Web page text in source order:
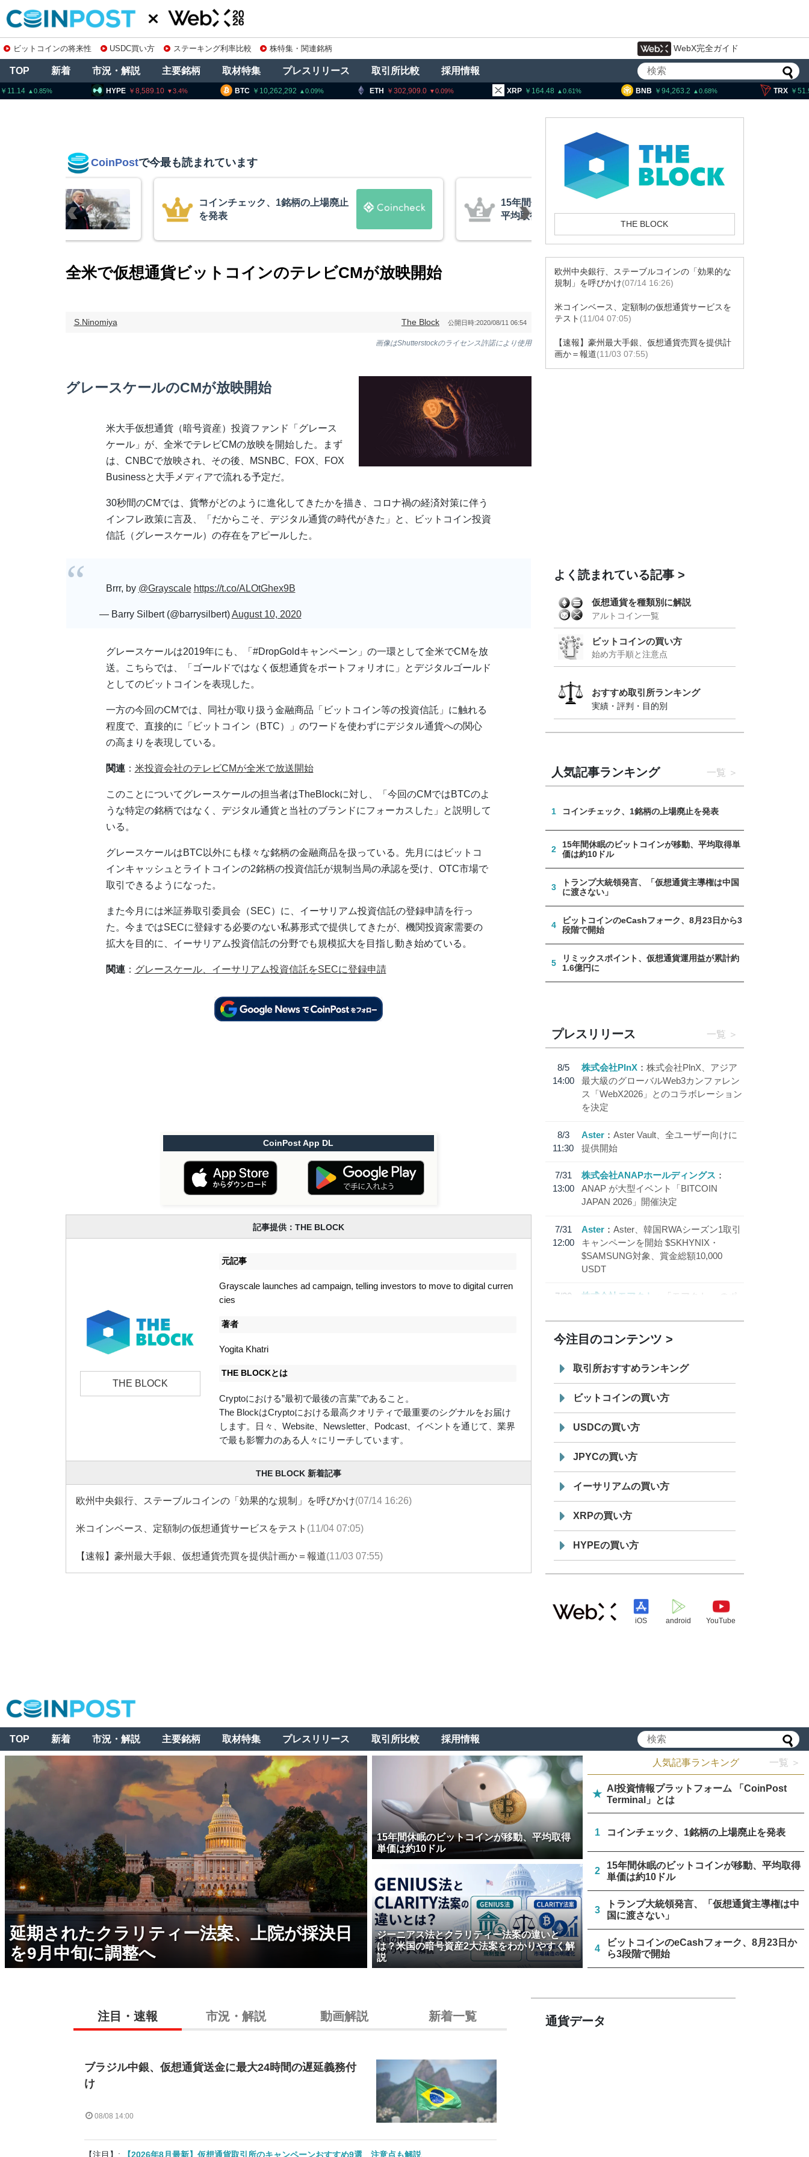
ビットコインの将来性 USDC買い方 ステーキング利率比較 株特集・関連銘柄 WebX完全ガイド
TOP 新着 市況・解説 主要銘柄 取材特集 プレスリリース 取引所比較 採用情報
BTC 10,262,292 0.09 ETH 302,909.0 0.09 XRP 164.48 BNB 94,263.2 0.68 TRX 51.95
HYPE 8,589.10 3.4
CoinPostで今最も読まれています
15年間休眠のビットコインが移動、
平均取得単価は約10ドル
トランプ大統領発言、「仮想通貨主
導権は中国に渡さない」
全米で仮想通貨ビットコインのテレビCMが放映開始
S.Ninomiya The Block 公開日時:2020/08/11 06:54
画像はShutterstockのライセンス許諾により使用
グレースケールのCMが放映開始
米大手仮想通貨（暗号資産）投資ファンド「グレース
ケール」が、全米でテレビCMの放映を開始した。まず
は、CNBCで放映され、その後、MSNBC、FOX、FOX
Businessと大手メディアで流れる予定だ。
30秒間のCMでは、貨幣がどのように進化してきたかを描き、コロナ禍の経済対策に伴う
インフレ政策に言及、「だからこそ、デジタル通貨の時代がきた」と、ビットコイン投資
信託（グレースケール）の存在をアピールした。
Brrr, by @Grayscale https://t.co/ALOtGhex9B
— Barry Silbert (@barrysilbert)August 10, 2020
グレースケールは2019年にも、「#DropGoldキャンペーン」の一環として全米でCMを放
送。こちらでは、「ゴールドではなく仮想通貨をポートフォリオに」とデジタルゴールド
としてのビットコインを表現した。
一方の今回のCMでは、同社が取り扱う金融商品「ビットコイン等の投資信託」に触れる
程度で、直接的に「ビットコイン（BTC）」のワードを使わずにデジタル通貨への関心
の高まりを表現している。
関連： 米投資会社のテレビCMが全米で放送開始
このことについてグレースケールの担当者はTheBlockに対し、「今回のCMではBTCのよ
うな特定の銘柄ではなく、デジタル通貨と当社のブランドにフォーカスした」と説明して
いる。
グレースケールはBTC以外にも様々な銘柄の金融商品を扱っている。先月にはビットコ
インキャッシュとライトコインの2銘柄の投資信託が規制当局の承認を受け、OTC市場で
取引できるようになった。
また今月には米証券取引委員会（SEC）に、イーサリアム投資信託の登録申請を行っ
た。今まではSECに登録する必要のない私募形式で提供してきたが、機関投資家需要の
拡大を目的に、イーサリアム投資信託の分野でも規模拡大を目指し動き始めている。
関連： グレースケール、イーサリアム投資信託をSECに登録申請
CoinPost App DL
記事提供：THE BLOCK
THE BLOCK
元記事
Grayscale launches ad campaign, telling investors to move to digital curren
cies
著者
Yogita Khatri
THE BLOCKとは
Cryptoにおける”最初で最後の言葉”であること。
The BlockはCryptoにおける最高クオリティで最重要のシグナルをお届け
します。日々、Website、Newsletter、Podcast、イベントを通じて、業界
で最も影響力のある人々にリーチしています。
THE BLOCK 新着記事
欧州中央銀行、ステーブルコインの「効果的な規制」を呼びかけ(07/14 16:26)
米コインベース、定額制の仮想通貨サービスをテスト (11/04 07:05)
【速報】豪州最大手銀、仮想通貨売買を提供計画か＝報道(11/03 07:55)
THE BLOCK
欧州中央銀行、ステーブルコインの「効果的な
規制」を呼びかけ(07/14 16:26)
米コインベース、定額制の仮想通貨サービスを
テスト (11/04 07:05)
【速報】豪州最大手銀、仮想通貨売買を提供計
画か＝報道(11/03 07:55)
よく読まれている記事
仮想通貨を種類別に解説
アルトコイン一覧
ビットコインの買い方
始め方手順と注意点
おすすめ取引所ランキング
実績・評判・目的別
人気記事ランキング 一覧
1 コインチェック、1銘柄の上場廃止を発表
2
15年間休眠のビットコインが移動、平均取得単
価は約10ドル
3
トランプ大統領発言、「仮想通貨主導権は中国
に渡さない」
4
ビットコインのeCashフォーク、8月23日から3
段階で開始
5
リミックスポイント、仮想通貨運用益が累計約
1.6億円に
プレスリリース 一覧
8/5
14:00
株式会社PlnX
株式会社PlnX、アジア
最大級のグローバルWeb3カンファレン
ス「WebX2026」とのコラボレーション
を決定
8/3
11:30
Aster
Aster Vault、全ユーザー向けに
提供開始
7/31
13:00
株式会社ANAPホールディングス
ANAP が大型イベント「BITCOIN
JAPAN 2026」開催決定
7/31
12:00
Aster
Aster、韓国RWAシーズン1取引
キャンペーンを開始 $SKHYNIX・
$SAMSUNG対象、賞金総額10,000
USDT
7/30
株式会社モアクト
「モアクト」 のポ
「 JPYC」を追加
19:30
てステーブルコイン「JPYSC」徹底解
説セミナーを開催
今注目のコンテンツ
取引所おすすめランキング
ビットコインの買い方
USDCの買い方
JPYCの買い方
イーサリアムの買い方
XRPの買い方
HYPEの買い方
iOS android YouTube
TOP 新着 市況・解説 主要銘柄 取材特集 プレスリリース 取引所比較 採用情報
延期されたクラリティー法案、上院が採決日
を9月中旬に調整へ
15年間休眠のビットコインが移動、平均取得
単価は約10ドル
ジーニアス法とクラリティー法案の違いと
は？米国の暗号資産2大法案をわかりやすく解
説
人気記事ランキング 一覧 ＞
★
AI投資情報プラットフォーム 「CoinPost
Terminal」とは
1 コインチェック、1銘柄の上場廃止を発表
2
15年間休眠のビットコインが移動、平均取得
単価は約10ドル
3
トランプ大統領発言、「仮想通貨主導権は中
国に渡さない」
4
ビットコインのeCashフォーク、8月23日か
ら3段階で開始
注目・速報 市況・解説 動画解説 新着一覧
ブラジル中銀、仮想通貨送金に最大24時間の遅延義務付
け
08/08 14:00
【注目】: 【2026年8月最新】仮想通貨取引所のキャンペーンおすすめ9選 注意点も解説
通貨データ